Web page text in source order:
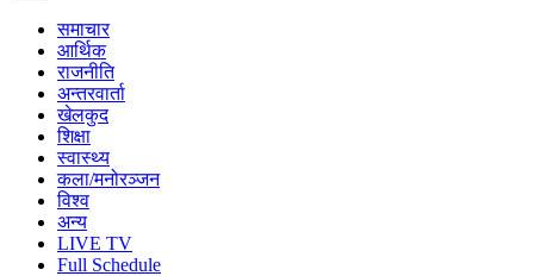
समाचार
आर्थिक
राजनीति
अन्तरवार्ता
खेलकुद
शिक्षा
स्वास्थ्य
कला/मनोरञ्जन
विश्व
अन्य
LIVE TV
Full Schedule